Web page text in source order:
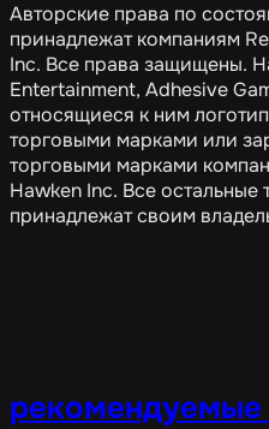
Авторские права по
принадлежат компаниям
Inc. Все права защищены.
Entertainment, Adhesive
относящиеся к ним
торговыми марками или
торговыми марками
Hawken Inc. Все остальные
принадлежат своим
рекомендуемые